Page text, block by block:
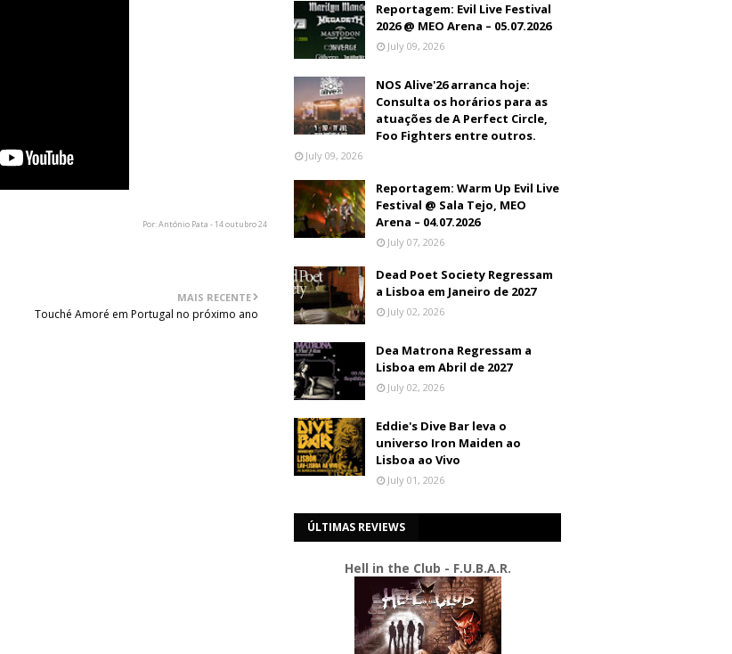
Por: António Pata - 14 outubro 24
MAIS RECENTE
Touché Amoré em Portugal no próximo ano
Reportagem: Evil Live Festival
2026 @ MEO Arena – 05.07.2026
July 09, 2026
NOS Alive'26 arranca hoje:
Consulta os horários para as
atuações de A Perfect Circle,
Foo Fighters entre outros.
July 09, 2026
Reportagem: Warm Up Evil Live
Festival @ Sala Tejo, MEO
Arena – 04.07.2026
July 07, 2026
Dead Poet Society Regressam
a Lisboa em Janeiro de 2027
July 02, 2026
Dea Matrona Regressam a
Lisboa em Abril de 2027
July 02, 2026
Eddie's Dive Bar leva o
universo Iron Maiden ao
Lisboa ao Vivo
July 01, 2026
ÚLTIMAS REVIEWS
Hell in the Club - F.U.B.A.R.